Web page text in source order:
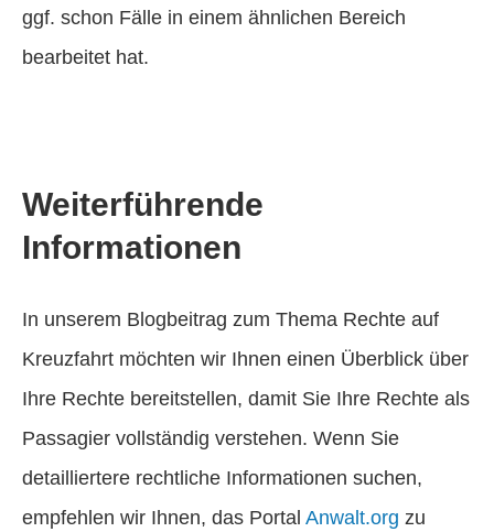
ggf. schon Fälle in einem ähnlichen Bereich
bearbeitet hat.
Weiterführende
Informationen
In unserem Blogbeitrag zum Thema Rechte auf
Kreuzfahrt möchten wir Ihnen einen Überblick über
Ihre Rechte bereitstellen, damit Sie Ihre Rechte als
Passagier vollständig verstehen. Wenn Sie
detailliertere rechtliche Informationen suchen,
empfehlen wir Ihnen, das Portal Anwalt.org zu